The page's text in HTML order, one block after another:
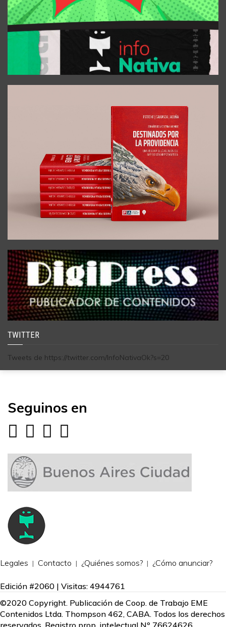
TWITTER
Tweets de https://twitter.com/InfoNativaOk?s=20
Seguinos en
Legales Contacto ¿Quiénes somos? ¿Cómo anunciar?
Edición #2060 | Visitas: 4944761
©2020 Copyright. Publicación de Coop. de Trabajo EME
Contenidos Ltda. Thompson 462, CABA. Todos los derechos
reservados. Registro prop. intelectual Nº 76624626.